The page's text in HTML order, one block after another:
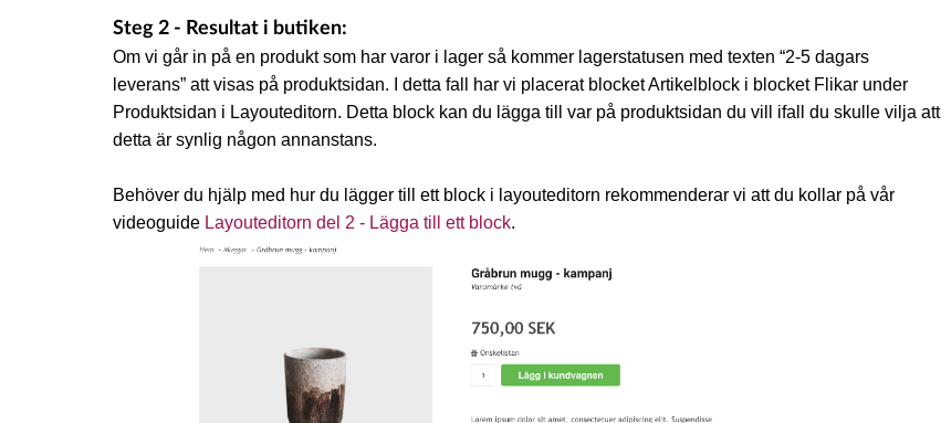
Steg 2 - Resultat i butiken:
Om vi går in på en produkt som har varor i lager så kommer lagerstatusen med texten “2-5 dagars
leverans” att visas på produktsidan. I detta fall har vi placerat blocket Artikelblock i blocket Flikar under
Produktsidan i Layouteditorn. Detta block kan du lägga till var på produktsidan du vill ifall du skulle vilja att
detta är synlig någon annanstans.
Behöver du hjälp med hur du lägger till ett block i layouteditorn rekommenderar vi att du kollar på vår
videoguide Layouteditorn del 2 - Lägga till ett block.